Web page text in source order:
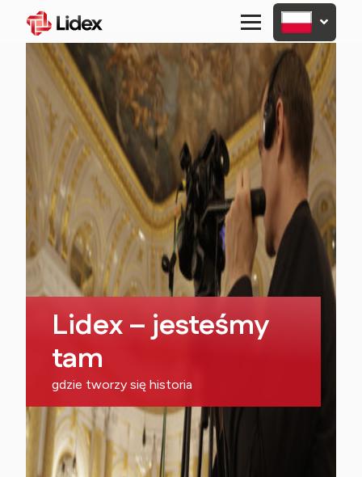
Primary
Menu
Lidex – jesteśmy
tam
gdzie tworzy się historia